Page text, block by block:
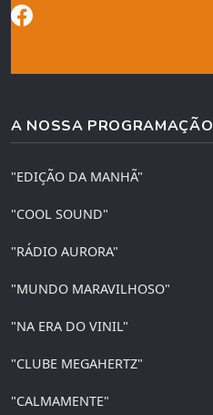
A NOSSA PROGRAMAÇÃO
"EDIÇÃO DA MANHÃ"
"COOL SOUND"
"RÁDIO AURORA"
"MUNDO MARAVILHOSO"
"NA ERA DO VINIL"
"CLUBE MEGAHERTZ"
"CALMAMENTE"